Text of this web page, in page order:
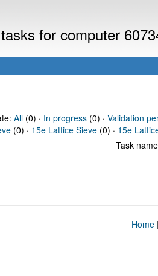
for computer
All(0) · In progress(0) · Validation
(0) · 15e Lattice Sieve (0) · 15e
Task
Home|